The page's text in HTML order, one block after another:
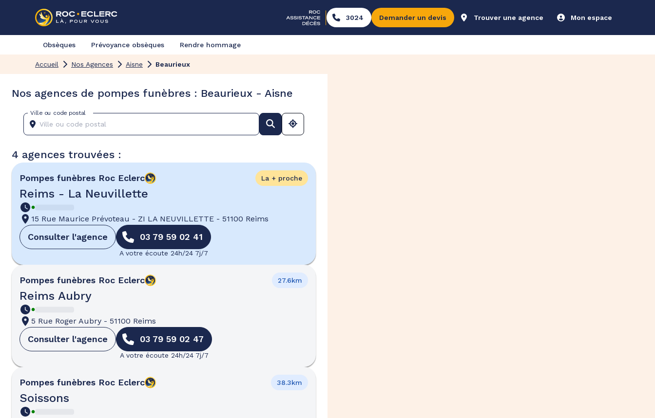
3024 Demander un devis Trouver une agence Mon espace
Obsèques Prévoyance obsèques Rendre hommage
Accueil Nos Agences Aisne Beaurieux
Nos agences de pompes funèbres : Beaurieux - Aisne
Ville ou code postal
4 agences trouvées :
Pompes funèbres Roc Eclerc
Reims - La Neuvillette
La + proche
15 Rue Maurice Prévoteau - ZI LA NEUVILLETTE - 51100 Reims
Consulter l'agence 03 79 59 02 41
A votre écoute 24h/24 7j/7
Pompes funèbres Roc Eclerc
Reims Aubry
27.6km
5 Rue Roger Aubry - 51100 Reims
Consulter l'agence 03 79 59 02 47
A votre écoute 24h/24 7j/7
Pompes funèbres Roc Eclerc
Soissons
38.3km